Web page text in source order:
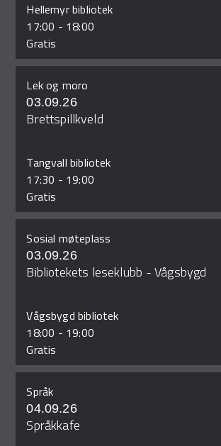
Hellemyr bibliotek
17:00 - 18:00
Gratis
Lek og moro
03.09.26
Brettspillkveld
Tangvall bibliotek
17:30 - 19:00
Gratis
Sosial møteplass
03.09.26
Bibliotekets leseklubb - Vågsbygd
Vågsbygd bibliotek
18:00 - 19:00
Gratis
Språk
04.09.26
Språkkafe